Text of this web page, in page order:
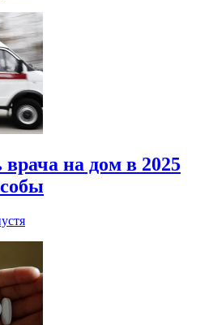
на дом в 2025